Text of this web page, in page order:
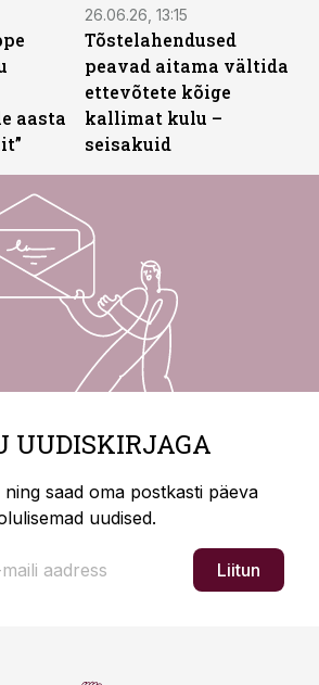
aasta
26.06.26, 13:15
Tõstelahendused
peavad aitama vältida
ettevõtete kõige
kallimat kulu –
seisakuid
UUDISKIRJAGA
ning saad oma postkasti päeva
uudised.
Liitun